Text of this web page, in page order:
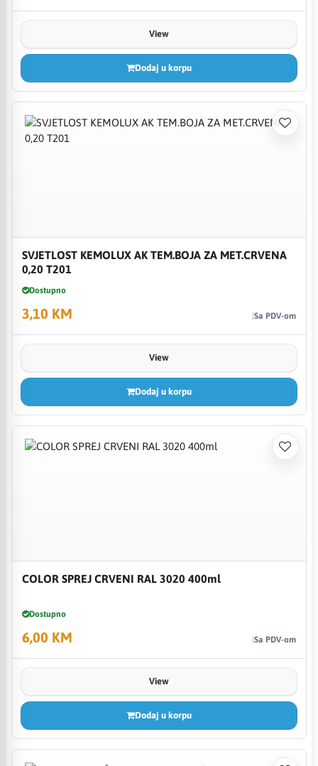
View
Dodaj u korpu
SVJETLOST KEMOLUX AK TEM.BOJA ZA MET.CRVENA
0,20 T201
Dostupno
3,10 KM Sa PDV-om
View
Dodaj u korpu
COLOR SPREJ CRVENI RAL 3020 400ml
Dostupno
6,00 KM Sa PDV-om
View
Dodaj u korpu